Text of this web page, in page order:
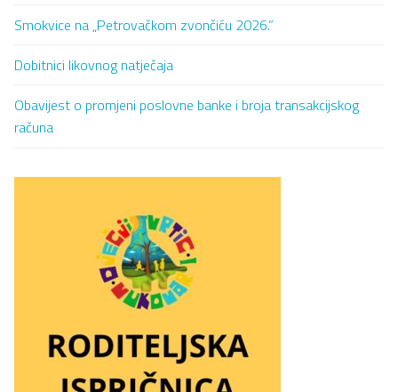
Smokvice na „Petrovačkom zvončiću 2026.”
Dobitnici likovnog natječaja
Obavijest o promjeni poslovne banke i broja transakcijskog
računa